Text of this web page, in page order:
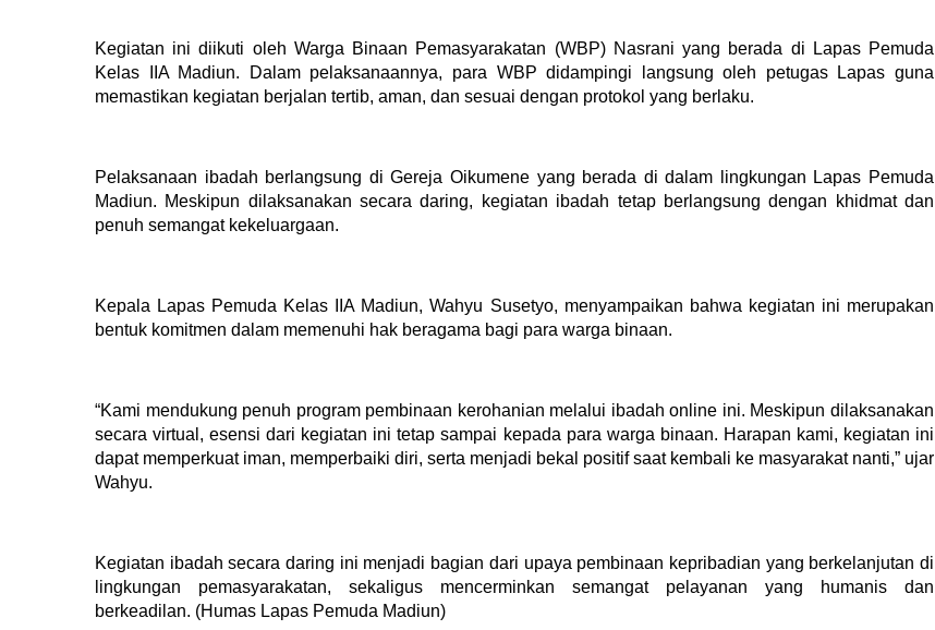
Kegiatan ini diikuti oleh Warga Binaan Pemasyarakatan (WBP) Nasrani yang berada di Lapas Pemuda
Kelas IIA Madiun. Dalam pelaksanaannya, para WBP didampingi langsung oleh petugas Lapas guna
memastikan kegiatan berjalan tertib, aman, dan sesuai dengan protokol yang berlaku.
Pelaksanaan ibadah berlangsung di Gereja Oikumene yang berada di dalam lingkungan Lapas Pemuda
Madiun. Meskipun dilaksanakan secara daring, kegiatan ibadah tetap berlangsung dengan khidmat dan
penuh semangat kekeluargaan.
Kepala Lapas Pemuda Kelas IIA Madiun, Wahyu Susetyo, menyampaikan bahwa kegiatan ini merupakan
bentuk komitmen dalam memenuhi hak beragama bagi para warga binaan.
“Kami mendukung penuh program pembinaan kerohanian melalui ibadah online ini. Meskipun dilaksanakan
secara virtual, esensi dari kegiatan ini tetap sampai kepada para warga binaan. Harapan kami, kegiatan ini
dapat memperkuat iman, memperbaiki diri, serta menjadi bekal positif saat kembali ke masyarakat nanti,” ujar
Wahyu.
Kegiatan ibadah secara daring ini menjadi bagian dari upaya pembinaan kepribadian yang berkelanjutan di
lingkungan pemasyarakatan, sekaligus mencerminkan semangat pelayanan yang humanis dan
berkeadilan. (Humas Lapas Pemuda Madiun)